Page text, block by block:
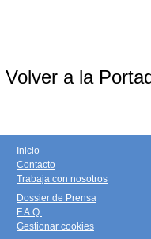
Volver a la
Inicio
Contacto
Trabaja con nosotros
Dossier de Prensa
F.A.Q.
Gestionar cookies